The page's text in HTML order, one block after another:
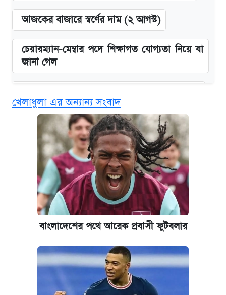
আজকের বাজারে স্বর্ণের দাম (২ আগস্ট)
চেয়ারম্যান-মেম্বার পদে শিক্ষাগত যোগ্যতা নিয়ে যা
জানা গেল
বিনামূল্যে এআই প্রশিক্ষণ, মিলবে দৈনিক ২০০ টাকা
দেশের বাজারে ফের বেড়েছে সোনার দাম
ঢাবির সূর্যসেন হলে সমকামিতার অভিযোগে দুইজন
আটক
ভাতা-উপবৃত্তির আবেদন শুরু, জেনে নিন পদ্ধতি
‘গুলশানের চামেলি’ তে যৌনকর্মীর দালাল অ্যাডলফ
খেলাধুলা এর অন্যান্য সংবাদ
বাংলাদেশের পথে আরেক প্রবাসী ফুটবলার